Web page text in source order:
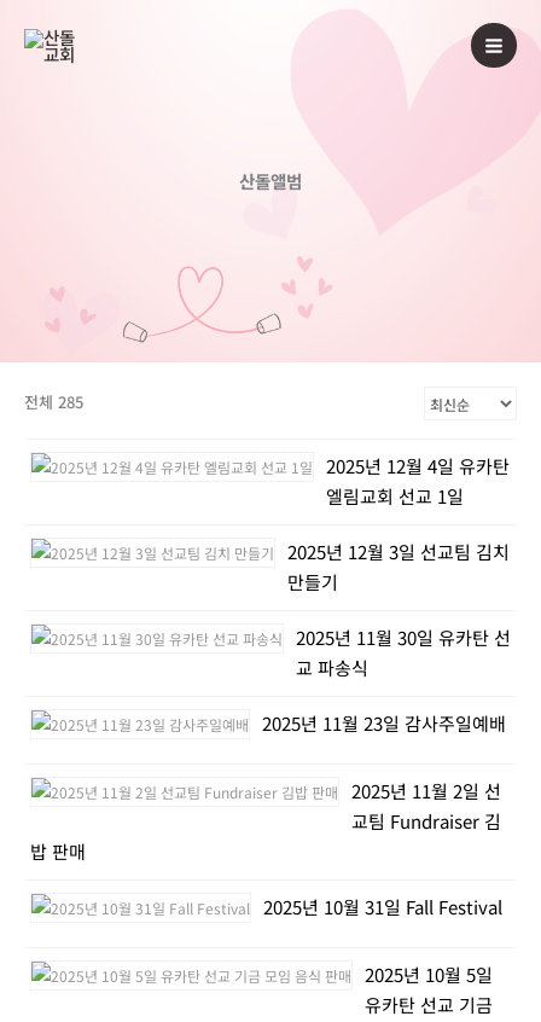
산돌앨범
전체 285
2025년 12월 4일 유카탄
엘림교회 선교 1일
2025년 12월 3일 선교팀 김치
만들기
2025년 11월 30일 유카탄 선
교 파송식
2025년 11월 23일 감사주일예배
2025년 11월 2일 선
교팀 Fundraiser 김
밥 판매
2025년 10월 31일 Fall Festival
2025년 10월 5일
유카탄 선교 기금